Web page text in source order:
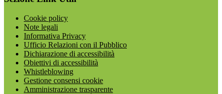
Cookie policy
Note legali
Informativa Privacy
Ufficio Relazioni con il Pubblico
Dichiarazione di accessibilità
Obiettivi di accessibilità
Whistleblowing
Gestione consensi cookie
Amministrazione trasparente